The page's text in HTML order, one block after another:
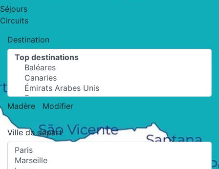
Séjours
Circuits
Destination
Madère Modifier
Ville de départ